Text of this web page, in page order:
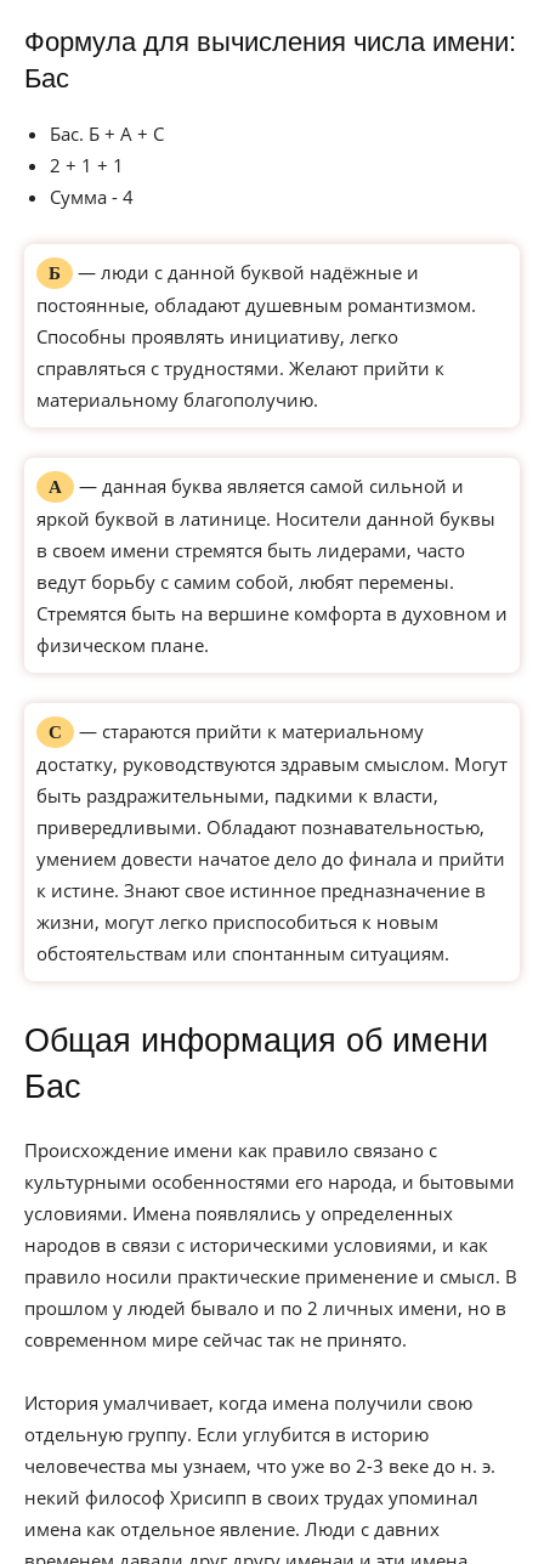
Формула для вычисления числа имени:
Бас
Бас. Б + А + С
2 + 1 + 1
Сумма - 4
Б
— люди с данной буквой надёжные и
постоянные, обладают душевным романтизмом.
Способны проявлять инициативу, легко
справляться с трудностями. Желают прийти к
материальному благополучию.
А
— данная буква является самой сильной и
яркой буквой в латинице. Носители данной буквы
в своем имени стремятся быть лидерами, часто
ведут борьбу с самим собой, любят перемены.
Стремятся быть на вершине комфорта в духовном и
физическом плане.
С
— стараются прийти к материальному
достатку, руководствуются здравым смыслом. Могут
быть раздражительными, падкими к власти,
привередливыми. Обладают познавательностью,
умением довести начатое дело до финала и прийти
к истине. Знают свое истинное предназначение в
жизни, могут легко приспособиться к новым
обстоятельствам или спонтанным ситуациям.
Общая информация об имени
Бас
Происхождение имени как правило связано с
культурными особенностями его народа, и бытовыми
условиями. Имена появлялись у определенных
народов в связи с историческими условиями, и как
правило носили практические применение и смысл. В
прошлом у людей бывало и по 2 личных имени, но в
современном мире сейчас так не принято.
История умалчивает, когда имена получили свою
отдельную группу. Если углубится в историю
человечества мы узнаем, что уже во 2-3 веке до н. э.
некий философ Хрисипп в своих трудах упоминал
имена как отдельное явление. Люди с давних